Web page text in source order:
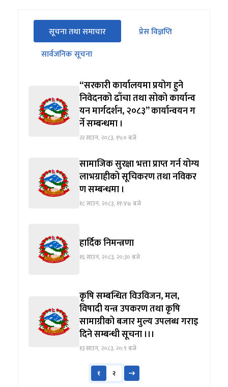
सीधा
पहिलो
ट्याबको
सूचना तथा समाचार
(सक्रिय ट्याब)
प्रेस विज्ञप्ति
सार्वजनिक सूचना
“सरकारी कार्यालयमा प्रयोग हुने
निवेदनको ढाँचा तथा सोको कार्यान्व
यन मार्गदर्शन, २०८३” कार्यान्वयन ग
र्ने सम्बन्धमा ।
२२ साउन, २०८३, १५:० बजे
सामाजिक सुरक्षा भत्ता प्राप्त गर्न योग्य
लाभग्राहीको सूचिकरण तथा नविकर
ण सम्बन्धमा ।
१८ साउन, २०८३, ११:४७ बजे
हार्दिक निमन्त्रणा
१६ साउन, २०८३, २०:३० बजे
कृषि सम्बन्धित विउविजन, मल,
विषादी यन्त्र उपकरण तथा कृषि
सामाग्रीको बजार मुल्य उपलब्ध गराइ
दिने सम्बन्धी सूचना ।।।
१३ साउन, २०८३, २०:९ बजे
१ २